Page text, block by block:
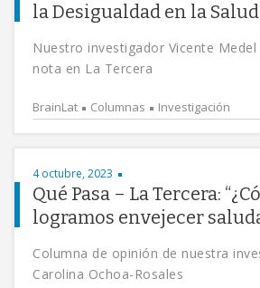
la Desigualdad en la
Nuestro investigador Vicente Medel
nota en La Tercera
BrainLat Columnas Investigación
4 octubre, 2023
Qué Pasa – La Tercera:
logramos envejecer
Columna de opinión de nuestra
Carolina Ochoa-Rosales